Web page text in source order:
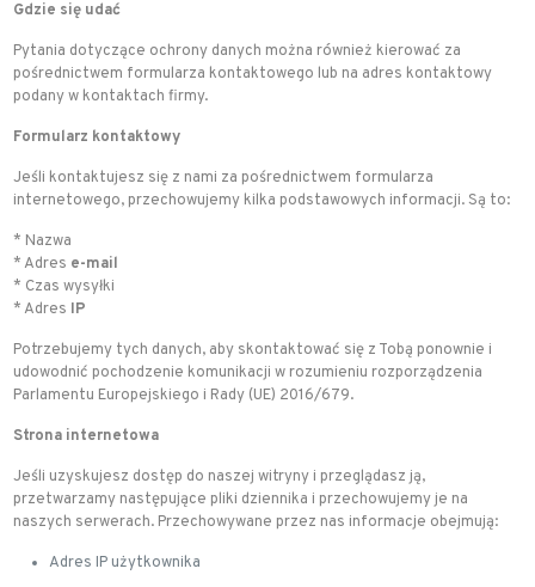
Gdzie się udać
Pytania dotyczące ochrony danych można również kierować za
pośrednictwem formularza kontaktowego lub na adres kontaktowy
podany w kontaktach firmy.
Formularz kontaktowy
Jeśli kontaktujesz się z nami za pośrednictwem formularza
internetowego, przechowujemy kilka podstawowych informacji. Są to:
* Nazwa
* Adres e-mail
* Czas wysyłki
* Adres IP
Potrzebujemy tych danych, aby skontaktować się z Tobą ponownie i
udowodnić pochodzenie komunikacji w rozumieniu rozporządzenia
Parlamentu Europejskiego i Rady (UE) 2016/679.
Strona internetowa
Jeśli uzyskujesz dostęp do naszej witryny i przeglądasz ją,
przetwarzamy następujące pliki dziennika i przechowujemy je na
naszych serwerach. Przechowywane przez nas informacje obejmują:
Adres IP użytkownika